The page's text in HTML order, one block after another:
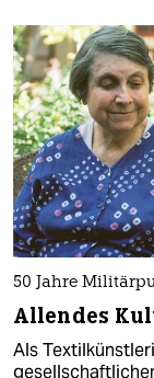
50 Jahre
Allendes
Als